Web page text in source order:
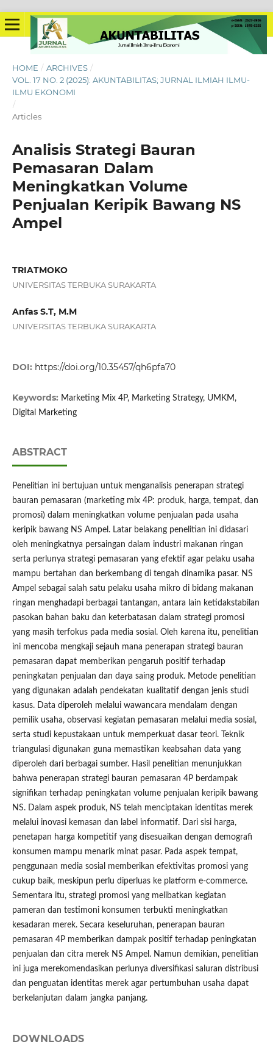
HOME / ARCHIVES /
VOL. 17 NO. 2 (2025): AKUNTABILITAS; JURNAL ILMIAH ILMU-
ILMU EKONOMI
/
Articles
Analisis Strategi Bauran
Pemasaran Dalam
Meningkatkan Volume
Penjualan Keripik Bawang NS
Ampel
TRIATMOKO
UNIVERSITAS TERBUKA SURAKARTA
Anfas S.T, M.M
UNIVERSITAS TERBUKA SURAKARTA
DOI: https://doi.org/10.35457/qh6pfa70
Keywords: Marketing Mix 4P, Marketing Strategy, UMKM,
Digital Marketing
ABSTRACT
Penelitian ini bertujuan untuk menganalisis penerapan strategi
bauran pemasaran (marketing mix 4P: produk, harga, tempat, dan
promosi) dalam meningkatkan volume penjualan pada usaha
keripik bawang NS Ampel. Latar belakang penelitian ini didasari
oleh meningkatnya persaingan dalam industri makanan ringan
serta perlunya strategi pemasaran yang efektif agar pelaku usaha
mampu bertahan dan berkembang di tengah dinamika pasar. NS
Ampel sebagai salah satu pelaku usaha mikro di bidang makanan
ringan menghadapi berbagai tantangan, antara lain ketidakstabilan
pasokan bahan baku dan keterbatasan dalam strategi promosi
yang masih terfokus pada media sosial. Oleh karena itu, penelitian
ini mencoba mengkaji sejauh mana penerapan strategi bauran
pemasaran dapat memberikan pengaruh positif terhadap
peningkatan penjualan dan daya saing produk. Metode penelitian
yang digunakan adalah pendekatan kualitatif dengan jenis studi
kasus. Data diperoleh melalui wawancara mendalam dengan
pemilik usaha, observasi kegiatan pemasaran melalui media sosial,
serta studi kepustakaan untuk memperkuat dasar teori. Teknik
triangulasi digunakan guna memastikan keabsahan data yang
diperoleh dari berbagai sumber. Hasil penelitian menunjukkan
bahwa penerapan strategi bauran pemasaran 4P berdampak
signifikan terhadap peningkatan volume penjualan keripik bawang
NS. Dalam aspek produk, NS telah menciptakan identitas merek
melalui inovasi kemasan dan label informatif. Dari sisi harga,
penetapan harga kompetitif yang disesuaikan dengan demografi
konsumen mampu menarik minat pasar. Pada aspek tempat,
penggunaan media sosial memberikan efektivitas promosi yang
cukup baik, meskipun perlu diperluas ke platform e-commerce.
Sementara itu, strategi promosi yang melibatkan kegiatan
pameran dan testimoni konsumen terbukti meningkatkan
kesadaran merek. Secara keseluruhan, penerapan bauran
pemasaran 4P memberikan dampak positif terhadap peningkatan
penjualan dan citra merek NS Ampel. Namun demikian, penelitian
ini juga merekomendasikan perlunya diversifikasi saluran distribusi
dan penguatan identitas merek agar pertumbuhan usaha dapat
berkelanjutan dalam jangka panjang.
DOWNLOADS